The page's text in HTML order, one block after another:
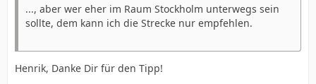
..., aber wer eher im Raum Stockholm unterwegs sein
sollte, dem kann ich die Strecke nur empfehlen.
Henrik, Danke Dir für den Tipp!